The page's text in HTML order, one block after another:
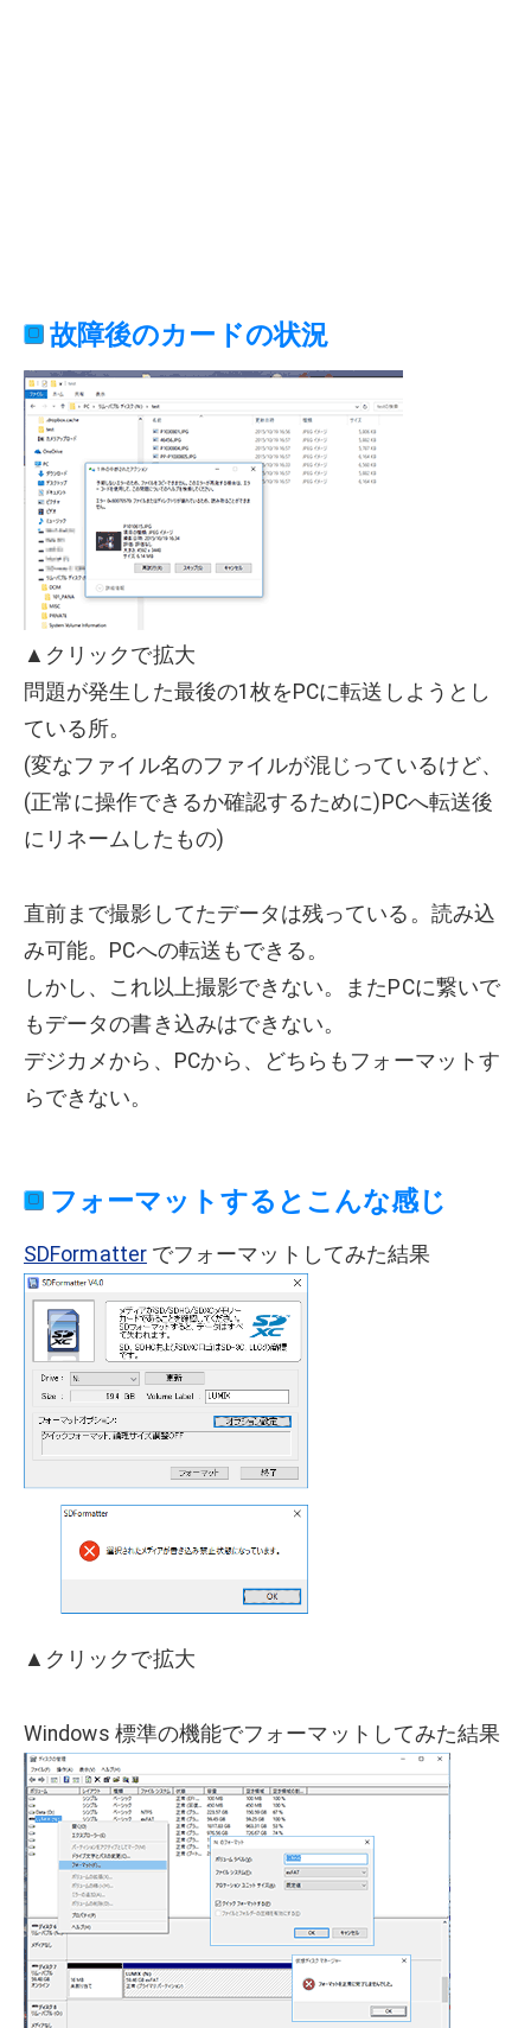
故障後のカードの状況
▲クリックで拡大
問題が発生した最後の1枚をPCに転送しようとし
ている所。
(変なファイル名のファイルが混じっているけど、
(正常に操作できるか確認するために)PCへ転送後
にリネームしたもの)
直前まで撮影してたデータは残っている。読み込
み可能。PCへの転送もできる。
しかし、これ以上撮影できない。またPCに繋いで
もデータの書き込みはできない。
デジカメから、PCから、どちらもフォーマットす
らできない。
フォーマットするとこんな感じ
SDFormatterでフォーマットしてみた結果
▲クリックで拡大
Windows 標準の機能でフォーマットしてみた結果